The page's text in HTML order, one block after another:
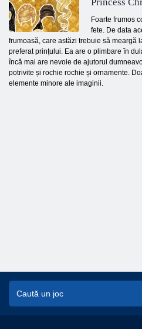
Foarte frumos
fete. De data
frumoasă, care astăzi trebuie să meargă
preferat prințului. Ea are o plimbare în
încă mai are nevoie de ajutorul
potrivite și rochie rochie și ornamente.
elemente minore ale imaginii.